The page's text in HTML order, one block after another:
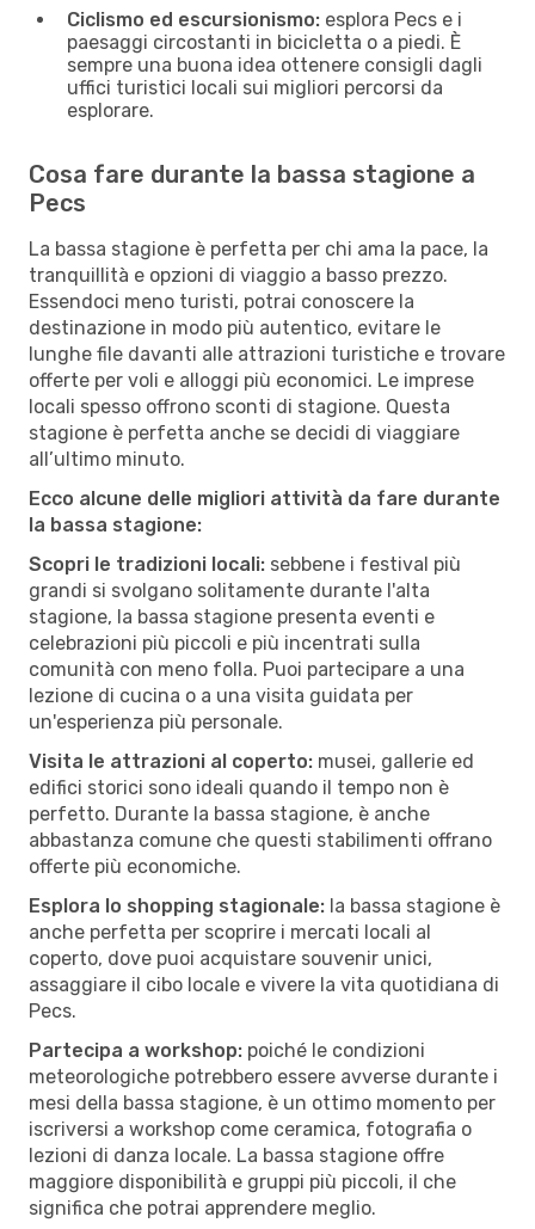
Ciclismo ed escursionismo: esplora Pecs e i
paesaggi circostanti in bicicletta o a piedi. È
sempre una buona idea ottenere consigli dagli
uffici turistici locali sui migliori percorsi da
esplorare.
Cosa fare durante la bassa stagione a
Pecs
La bassa stagione è perfetta per chi ama la pace, la
tranquillità e opzioni di viaggio a basso prezzo.
Essendoci meno turisti, potrai conoscere la
destinazione in modo più autentico, evitare le
lunghe file davanti alle attrazioni turistiche e trovare
offerte per voli e alloggi più economici. Le imprese
locali spesso offrono sconti di stagione. Questa
stagione è perfetta anche se decidi di viaggiare
all’ultimo minuto.
Ecco alcune delle migliori attività da fare durante
la bassa stagione:
Scopri le tradizioni locali: sebbene i festival più
grandi si svolgano solitamente durante l'alta
stagione, la bassa stagione presenta eventi e
celebrazioni più piccoli e più incentrati sulla
comunità con meno folla. Puoi partecipare a una
lezione di cucina o a una visita guidata per
un'esperienza più personale.
Visita le attrazioni al coperto: musei, gallerie ed
edifici storici sono ideali quando il tempo non è
perfetto. Durante la bassa stagione, è anche
abbastanza comune che questi stabilimenti offrano
offerte più economiche.
Esplora lo shopping stagionale: la bassa stagione è
anche perfetta per scoprire i mercati locali al
coperto, dove puoi acquistare souvenir unici,
assaggiare il cibo locale e vivere la vita quotidiana di
Pecs.
Partecipa a workshop: poiché le condizioni
meteorologiche potrebbero essere avverse durante i
mesi della bassa stagione, è un ottimo momento per
iscriversi a workshop come ceramica, fotografia o
lezioni di danza locale. La bassa stagione offre
maggiore disponibilità e gruppi più piccoli, il che
significa che potrai apprendere meglio.